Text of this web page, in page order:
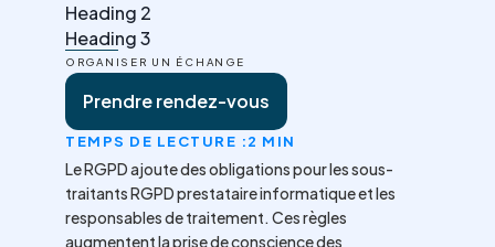
Heading 2
Heading 3
ORGANISER UN ÉCHANGE
Prendre rendez-vous
TEMPS DE LECTURE :2 MIN
Le RGPD ajoute des obligations pour les sous-
traitants RGPD prestataire informatique et les
responsables de traitement. Ces règles
augmentent la prise de conscience des